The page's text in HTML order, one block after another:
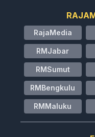
RajaMedia
RMJabar
RMSumut
RMBengkulu
RMMaluku